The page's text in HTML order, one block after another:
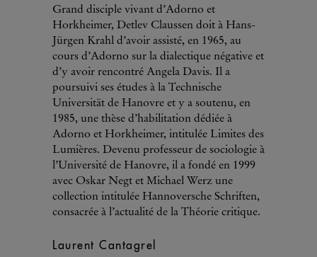
Grand disciple vivant d’Adorno et
Horkheimer, Detlev Claussen doit à Hans-
Jürgen Krahl d’avoir assisté, en 1965, au
cours d’Adorno sur la dialectique négative et
d’y avoir rencontré Angela Davis. Il a
poursuivi ses études à la Technische
Universität de Hanovre et y a soutenu, en
1985, une thèse d’habilitation dédiée à
Adorno et Horkheimer, intitulée Limites des
Lumières. Devenu professeur de sociologie à
l’Université de Hanovre, il a fondé en 1999
avec Oskar Negt et Michael Werz une
collection intitulée Hannoversche Schriften,
consacrée à l’actualité de la Théorie critique.
Laurent Cantagrel